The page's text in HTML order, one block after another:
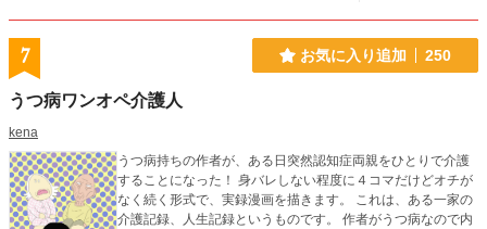
7 お気に入り追加 250
うつ病ワンオペ介護人
kena
うつ病持ちの作者が、ある日突然認知症両親をひとりで介護
することになった！ 身バレしない程度に４コマだけどオチが
なく続く形式で、実録漫画を描きます。 これは、ある一家の
介護記録、人生記録というものです。 作者がうつ病なので内